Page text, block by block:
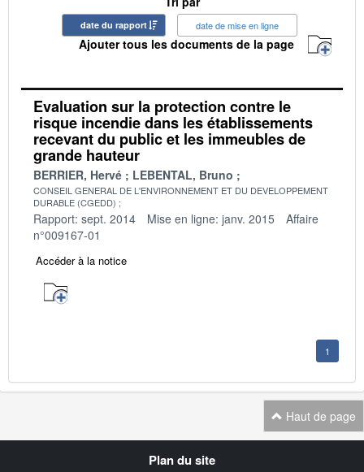
date du rapport date de mise en ligne
Ajouter tous les documents de la page
Evaluation sur la protection contre le
risque incendie dans les établissements
recevant du public et les immeubles de
grande hauteur
BERRIER, Hervé LEBENTAL, Bruno
CONSEIL GENERAL DE L'ENVIRONNEMENT ET DU DEVELOPPEMENT
DURABLE (CGEDD)
Rapport: sept. 2014 Mise en ligne: janv. 2015
Affaire
n°009167-01
Accéder à la notice
1
Haut de page
Plan du site